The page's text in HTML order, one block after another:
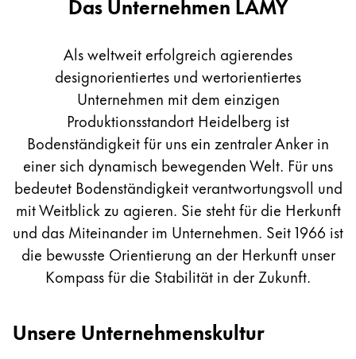
Für Apple
Digital Paper
Malen & Zeichnen
Wasserfarbe
Farbstifte
Zubehör
Zubehör & Ersatzteile
Ersatzteile
Sweden
Türkiye
Türkçe
Mittelamerika und Karibik
Diese Region enthält Länder mit den Sprachen,
Nordamerika
Diese Region enthält Länder mit den Sprachen,
Südamerika
Diese Region enthält Länder mit den Sprachen,
Brazil
português
Chile
español
español
Als weltweit erfolgreich agierendes
designorientiertes und wertorientiertes
Unternehmen mit dem einzigen
Produktionsstandort Heidelberg ist
Bodenständigkeit für uns ein zentraler Anker in
einer sich dynamisch bewegenden Welt. Für uns
bedeutet Bodenständigkeit verantwortungsvoll und
mit Weitblick zu agieren. Sie steht für die Herkunft
und das Miteinander im Unternehmen. Seit 1966 ist
die bewusste Orientierung an der Herkunft unser
Kompass für die Stabilität in der Zukunft.
Unsere Unternehmenskultur